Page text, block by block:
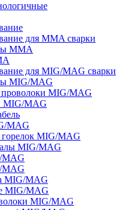
для MMA сварки
MMA
для MIG/MAG сварки
MIG/MAG
MIG/MAG
MIG/MAG
MAG
горелок MIG/MAG
MIG/MAG
MAG
MAG
MIG/MAG
MIG/MAG
MIG/MAG